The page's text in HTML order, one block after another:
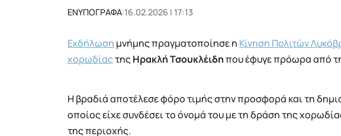
ΕΝΥΠΟΓΡΑΦΑ|16.02.2026 | 17:13
Εκδήλωση μνήμης πραγματοποίησε η Κίνηση Πολιτών
χορωδίαςτηςΗρακλή Τσουκλέιδηπου έφυγε πρόωρα από
Η βραδιά αποτέλεσε φόρο τιμής στην προσφορά και τη
οποίος είχε συνδέσει το όνομά του με τη δράση της
της περιοχής.